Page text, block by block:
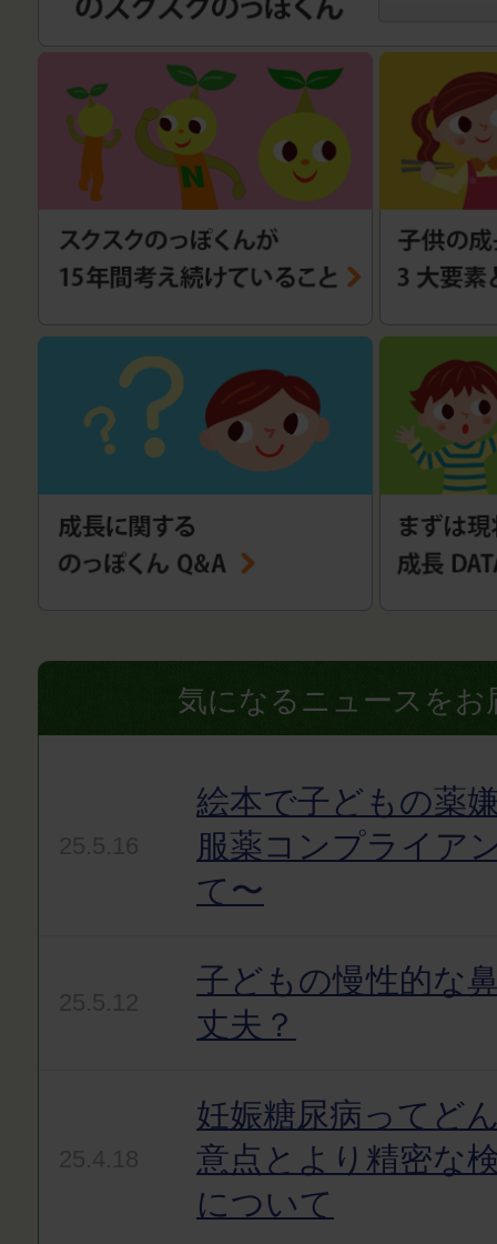
気になるニュースをお
絵本で子どもの薬
服薬コンプライア
て〜
子どもの慢性的な
丈夫？
妊娠糖尿病ってど
意点とより精密な
について